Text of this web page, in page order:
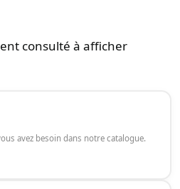
consulté à afficher
avez besoin dans notre catalogue.